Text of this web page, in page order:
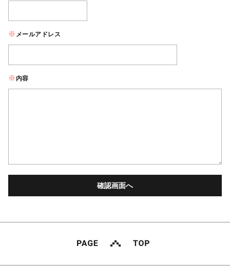
メールアドレス
内容